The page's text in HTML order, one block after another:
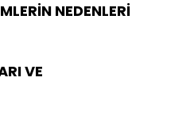
NEDENLERİ
VE